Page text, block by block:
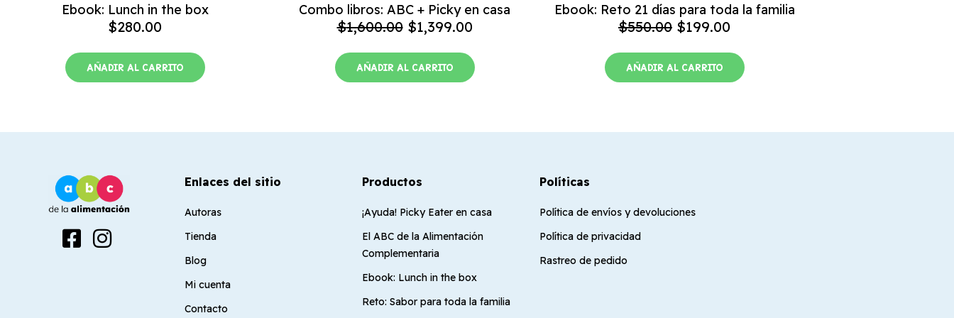
Ebook: Lunch in the box
$280.00
AÑADIR AL CARRITO
Combo libros: ABC + Picky en casa
$1,600.00 $1,399.00
AÑADIR AL CARRITO
Ebook: Reto 21 días para toda la familia
$550.00 $199.00
AÑADIR AL CARRITO
Enlaces del sitio
Autoras
Tienda
Blog
Mi cuenta
Contacto
Productos
¡Ayuda! Picky Eater en casa
El ABC de la Alimentación
Complementaria
Ebook: Lunch in the box
Reto: Sabor para toda la familia
Políticas
Política de envíos y devoluciones
Política de privacidad
Rastreo de pedido